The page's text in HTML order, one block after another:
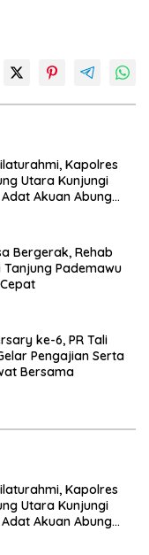
Kapolres
Utara Kunjungi
Akuan Abung
Bergerak, Rehab
Tanjung Pademawu
ke-6, PR Tali
Pengajian Serta
Bersama
Kapolres
Utara Kunjungi
Akuan Abung